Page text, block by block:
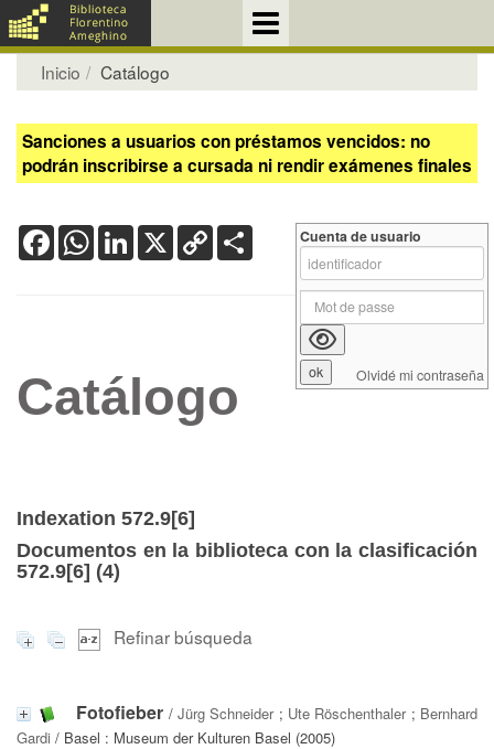
Inicio Catálogo
Sanciones a usuarios con préstamos vencidos: no
podrán inscribirse a cursada ni rendir exámenes finales
FacebookWhatsApp
LinkedIn
X Copy
Link
Catálogo
Indexation 572.9[6]
Documentos en la biblioteca con la clasificación
572.9[6] (4)
Refinar búsqueda
Fotofieber /Jürg Schneider; Ute Röschenthaler; Bernhard
Gardi / Basel : Museum der Kulturen Basel (2005)
Cuenta de usuario
Olvidé mi contraseña